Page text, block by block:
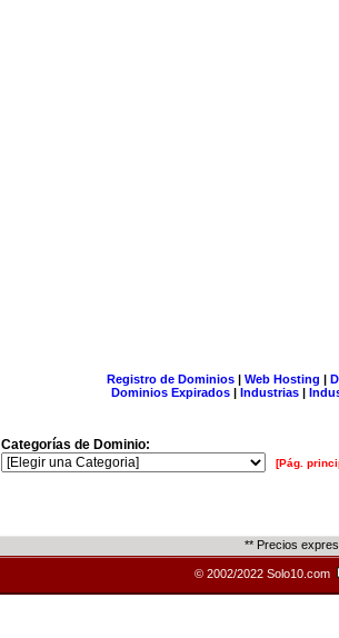
Registro de Dominios| Web Hosting |
Dominios Expirados | Industrias |
Categorías de Dominio:
[Pág.
** Precios
© 2002/2022 Solo10.com